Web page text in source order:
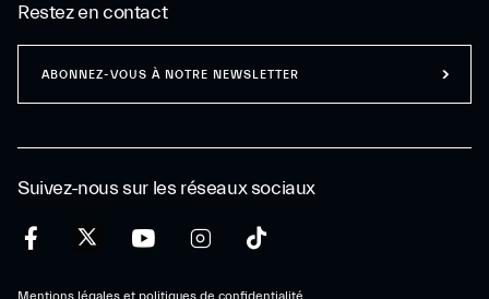
Suivez-nous sur les réseaux sociaux
Mentions légales et politiques de confidentialité
Restez en contact
ABONNEZ-VOUS À NOTRE NEWSLETTER